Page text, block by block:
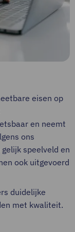
eisen op
en neemt
ons
speelveld en
ook uitgevoerd
duidelijke
met kwaliteit.